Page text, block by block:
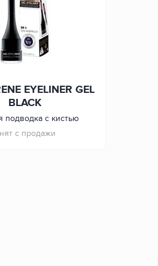
EYELINER GEL
BLACK
подводка с кистью
с продажи